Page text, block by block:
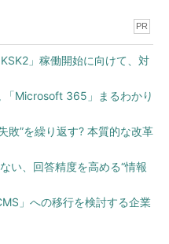
PR
」稼働開始に向けて、対
「Microsoft 365」まるわかり
敗”を繰り返す? 本質的な改革
い、回答精度を高める“情報
」への移行を検討する企業